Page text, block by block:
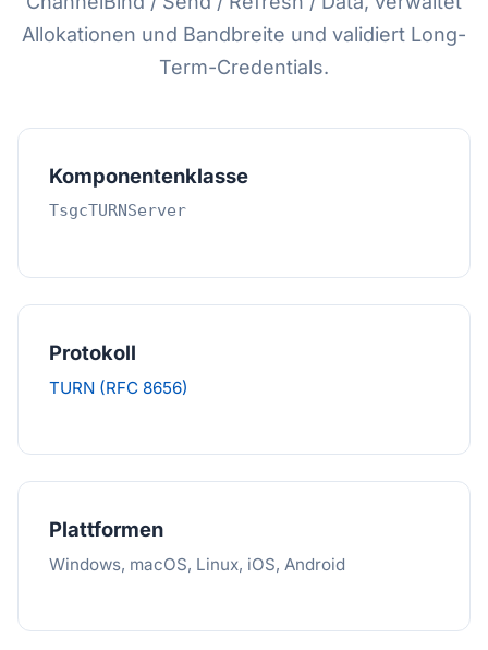
Allokationen und Bandbreite und validiert Long-
Term-Credentials.
Komponentenklasse
TsgcTURNServer
Protokoll
TURN (RFC 8656)
Plattformen
Windows, macOS, Linux, iOS, Android